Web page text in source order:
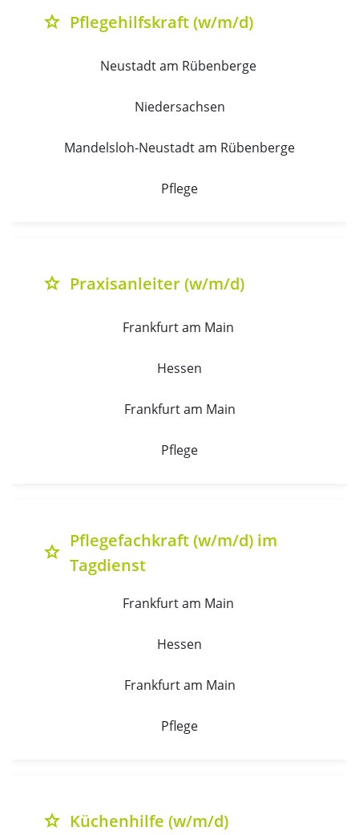
grade Pflegehilfskraft (w/m/d)
Neustadt am Rübenberge
Niedersachsen
Mandelsloh-Neustadt am Rübenberge
Pflege
grade Praxisanleiter (w/m/d)
Frankfurt am Main
Hessen
Frankfurt am Main
Pflege
grade
Pflegefachkraft (w/m/d) im
Tagdienst
Frankfurt am Main
Hessen
Frankfurt am Main
Pflege
grade Küchenhilfe (w/m/d)